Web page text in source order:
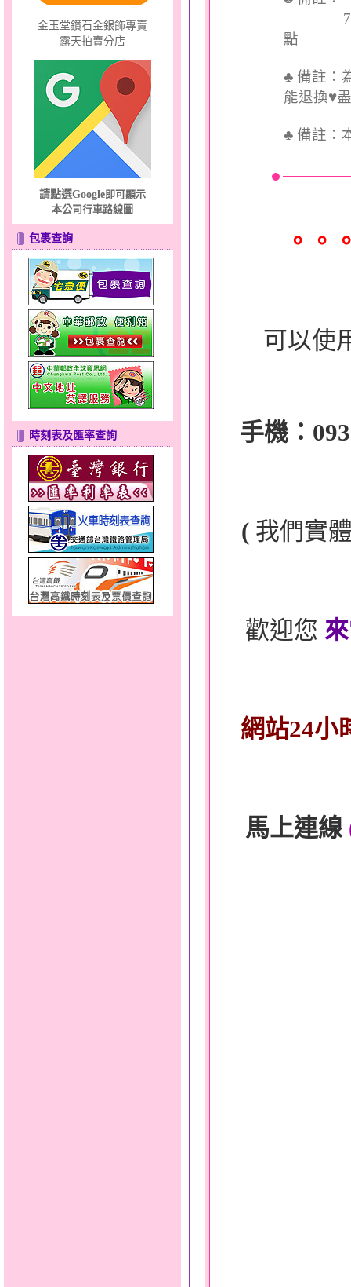
金玉堂鑽石金銀飾專賣
露天拍賣分店
請點選Google即可顯示
本公司行車路線圖
包裹查詢
時刻表及匯率查詢
7個工
點
♣ 備註：
能退換♥
♣ 備註：
。。
可以使
手機：
( 我們實
歡迎您
網站24小
馬上連線